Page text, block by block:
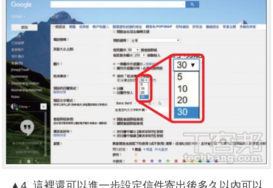
▲4. 這裡還可以進一步設定信件寄出後多久以內可以